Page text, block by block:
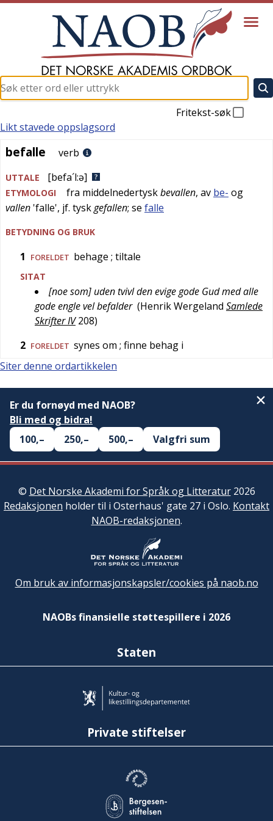
Fritekst-søk
befalle
Likt stavede oppslagsord
befalle verb
UTTALE [befa´l:ə]
ETYMOLOGI fra middelnedertyskbevallen, av be- og
vallen 'falle', jf. tyskgefallen; se falle
BETYDNING OG BRUK
1 FORELDET behage ; tiltale
SITAT
[noe som] uden tvivl den evige gode Gud med alle
gode engle vel befalder (Henrik Wergeland Samlede
Skrifter IV 208)
2 FORELDET synes om ; finne behag i
Siter denne ordartikkelen
Er du fornøyd med NAOB?
Bli med og bidra!
100,–
250,– 500,– Valgfri sum
© Det Norske Akademi for Språk og Litteratur2026
Redaksjonen holder til i Osterhaus' gate 27 i Oslo. Kontakt
NAOB-redaksjonen.
Om bruk av informasjonskapsler/cookies på naob.no
NAOBs finansielle støttespillere i 2026
Staten
Private stiftelser